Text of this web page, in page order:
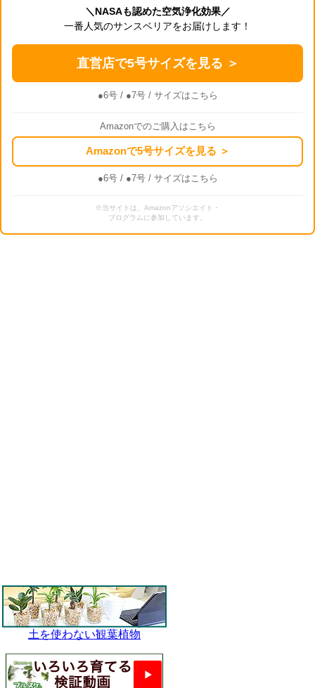
＼NASAも認めた空気浄化効果／
一番人気のサンスベリアをお届けします！
直営店で5号サイズを見る ＞
●6号/ ●7号/ サイズはこちら
Amazonでのご購入はこちら
Amazonで5号サイズを見る ＞
●6号/ ●7号/ サイズはこちら
※当サイトは、Amazonアソシエイト・
プログラムに参加しています。
土を使わない観葉植物